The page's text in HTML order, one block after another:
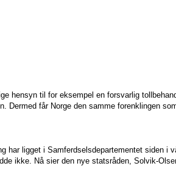
hensyn til for eksempel en forsvarlig
Dermed får Norge den samme forenklingen
har ligget i Samferdselsdepartementet siden i
ikke. Nå sier den nye statsråden, Solvik-